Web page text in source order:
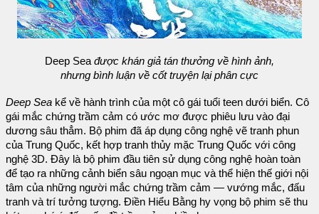
Deep Sea được khán giả tán thưởng về hình ảnh,
nhưng bình luận về cốt truyện lại phân cực
Deep Sea kể về hành trình của một cô gái tuổi teen dưới biển. Cô
gái mắc chứng trầm cảm có ước mơ được phiêu lưu vào đại
dương sâu thẳm. Bộ phim đã áp dụng công nghệ vẽ tranh phun
của Trung Quốc, kết hợp tranh thủy mặc Trung Quốc với công
nghệ 3D. Đây là bộ phim đầu tiên sử dụng công nghệ hoàn toàn
để tạo ra những cảnh biển sâu ngoạn mục và thể hiện thế giới nội
tâm của những người mắc chứng trầm cảm — vướng mắc, đấu
tranh và trí tưởng tượng. Điền Hiểu Bằng hy vọng bộ phim sẽ thu